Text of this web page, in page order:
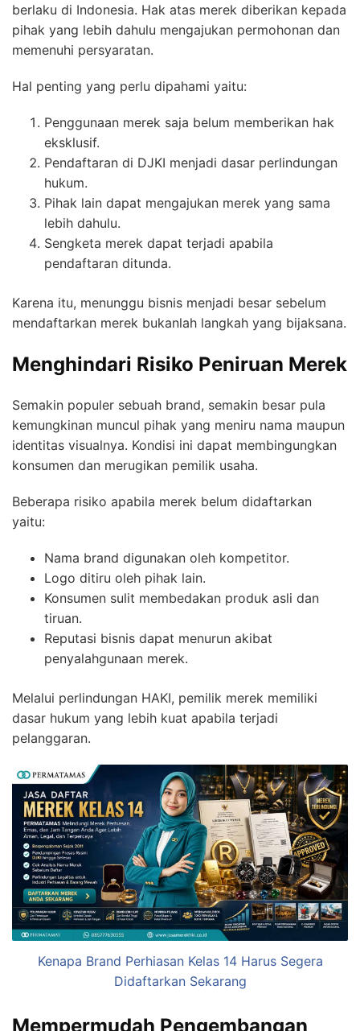
berlaku di Indonesia. Hak atas merek diberikan kepada
pihak yang lebih dahulu mengajukan permohonan dan
memenuhi persyaratan.
Hal penting yang perlu dipahami yaitu:
Penggunaan merek saja belum memberikan hak
eksklusif.
Pendaftaran di DJKI menjadi dasar perlindungan
hukum.
Pihak lain dapat mengajukan merek yang sama
lebih dahulu.
Sengketa merek dapat terjadi apabila
pendaftaran ditunda.
Karena itu, menunggu bisnis menjadi besar sebelum
mendaftarkan merek bukanlah langkah yang bijaksana.
Menghindari Risiko Peniruan Merek
Semakin populer sebuah brand, semakin besar pula
kemungkinan muncul pihak yang meniru nama maupun
identitas visualnya. Kondisi ini dapat membingungkan
konsumen dan merugikan pemilik usaha.
Beberapa risiko apabila merek belum didaftarkan
yaitu:
Nama brand digunakan oleh kompetitor.
Logo ditiru oleh pihak lain.
Konsumen sulit membedakan produk asli dan
tiruan.
Reputasi bisnis dapat menurun akibat
penyalahgunaan merek.
Melalui perlindungan HAKI, pemilik merek memiliki
dasar hukum yang lebih kuat apabila terjadi
pelanggaran.
Kenapa Brand Perhiasan Kelas 14 Harus Segera
Didaftarkan Sekarang
Mempermudah Pengembangan